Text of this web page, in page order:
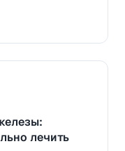
полноценную
лечить